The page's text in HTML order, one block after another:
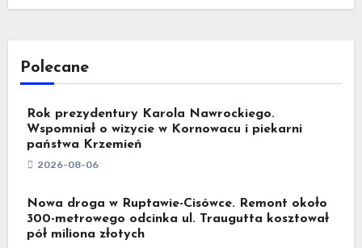
Polecane
Rok prezydentury Karola Nawrockiego.
Wspomniał o wizycie w Kornowacu i piekarni
państwa Krzemień
2026-08-06
Nowa droga w Ruptawie-Cisówce. Remont około
300-metrowego odcinka ul. Traugutta kosztował
pół miliona złotych